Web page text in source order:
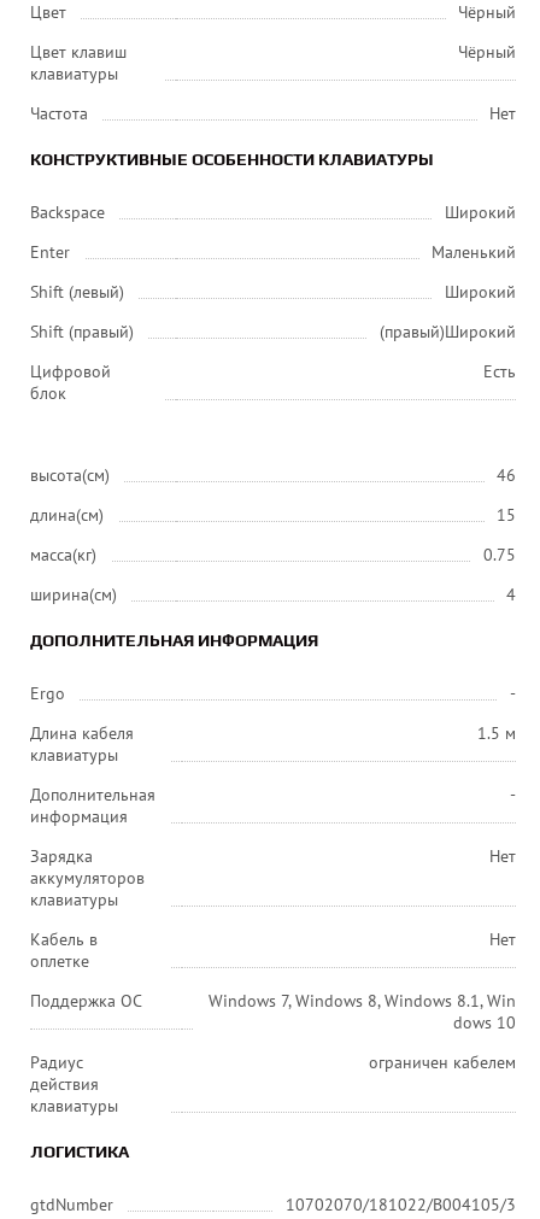
Цвет
Чёрный
Цвет клавиш
клавиатуры
Чёрный
Частота Нет
КОНСТРУКТИВНЫЕ ОСОБЕННОСТИ КЛАВИАТУРЫ
Backspace
Широкий
Enter
Маленький
Shift (левый)
Широкий
Shift (правый)
(правый)Широкий
Цифровой
блок
Есть
высота(см)
46
длина(см)
15
масса(кг)
0.75
ширина(см)
4
ДОПОЛНИТЕЛЬНАЯ ИНФОРМАЦИЯ
Ergo
-
Длина кабеля
клавиатуры
1.5 м
Дополнительная
информация
-
Зарядка
аккумуляторов
клавиатуры
Нет
Кабель в
оплетке
Нет
Поддержка ОС
Windows 7, Windows 8, Windows 8.1, Win
dows 10
Радиус
действия
клавиатуры
ограничен кабелем
ЛОГИСТИКА
gtdNumber 10702070/181022/В004105/3